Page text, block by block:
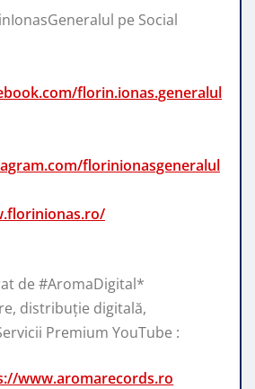
pe Social
florin.ionas.generalul
florinionasgeneralul
de #AromaDigital*
distribuție digitală,
Premium YouTube :
www.aromarecords.ro